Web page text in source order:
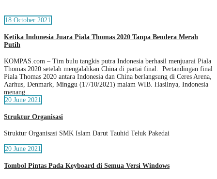
18 October 2021
Ketika Indonesia Juara Piala Thomas 2020 Tanpa Bendera Merah
Putih
KOMPAS.com – Tim bulu tangkis putra Indonesia berhasil menjuarai Piala
Thomas 2020 setelah mengalahkan China di partai final. Pertandingan final
Piala Thomas 2020 antara Indonesia dan China berlangsung di Ceres Arena,
Aarhus, Denmark, Minggu (17/10/2021) malam WIB. Hasilnya, Indonesia
menang..
20 June 2021
Struktur Organisasi
Struktur Organisasi SMK Islam Darut Tauhid Teluk Pakedai
20 June 2021
Tombol Pintas Pada Keyboard di Semua Versi Windows